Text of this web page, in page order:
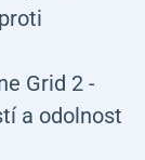
Grid 2 -
a odolnost